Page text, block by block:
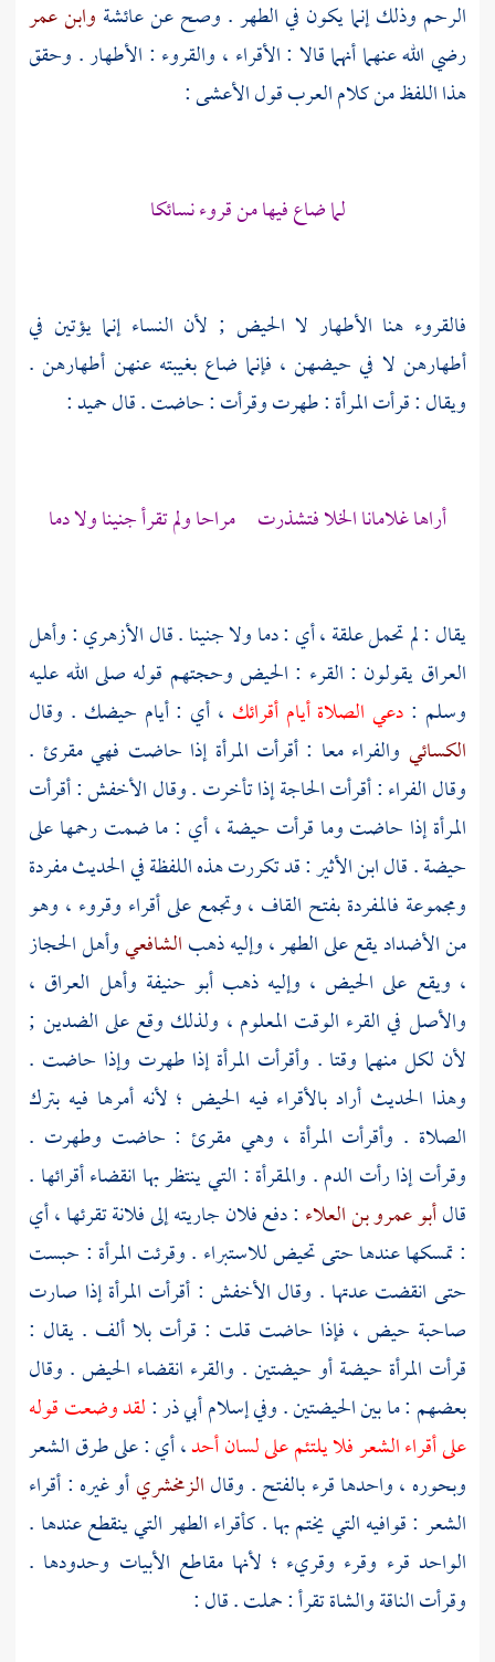
الرحم وذلك إنما يكون في الطهر . وصح عنعائشة وابن عمر
رضي الله عنهما أنهما قالا : الأقراء ، والقروء : الأطهار . وحقق
هذا اللفظ من كلام العرب قولالأعشى:
لما ضاع فيها من قروء نسائكا
فالقروء هنا الأطهار لا الحيض ; لأن النساء إنما يؤتين في
أطهارهن لا في حيضهن ، فإنما ضاع بغيبته عنهن أطهارهن .
ويقال : قرأت المرأة : طهرت وقرأت : حاضت . قال حميد :
أراها غلامانا الخلا فتشذرت مراحا ولم تقرأ جنينا ولا دما
يقال : لم تحمل علقة ، أي : دما ولا جنينا . قالالأزهري: وأهل
العراق يقولون : القرء : الحيض وحجتهم قوله صلى الله عليه
وسلم : دعي الصلاة أيام أقرائك ، أي : أيام حيضك . وقال
الكسائي والفراء معا : أقرأت المرأة إذا حاضت فهي مقرئ .
وقالالفراء: أقرأت الحاجة إذا تأخرت . وقالالأخفش: أقرأت
المرأة إذا حاضت وما قرأت حيضة ، أي : ما ضمت رحمها على
حيضة . قالابن الأثير: قد تكررت هذه اللفظة في الحديث مفردة
ومجموعة فالمفردة بفتح القاف ، وتجمع على أقراء وقروء ، وهو
من الأضداد يقع على الطهر ، وإليه ذهبالشافعيوأهلالحجاز
، ويقع على الحيض ، وإليه ذهبأبو حنيفة وأهل العراق ،
والأصل في القرء الوقت المعلوم ، ولذلك وقع على الضدين ;
لأن لكل منهما وقتا . وأقرأت المرأة إذا طهرت وإذا حاضت .
وهذا الحديث أراد بالأقراء فيه الحيض ؛ لأنه أمرها فيه بترك
الصلاة . وأقرأت المرأة ، وهي مقرئ : حاضت وطهرت .
وقرأت إذا رأت الدم . والمقرأة : التي ينتظر بها انقضاء أقرائها .
قالأبو عمرو بن العلاء : دفع فلان جاريته إلى فلانة تقرئها ، أي
: تمسكها عندها حتى تحيض للاستبراء . وقرئت المرأة : حبست
حتى انقضت عدتها . وقال الأخفش : أقرأت المرأة إذا صارت
صاحبة حيض ، فإذا حاضت قلت : قرأت بلا ألف . يقال :
قرأت المرأة حيضة أو حيضتين . والقرء انقضاء الحيض . وقال
بعضهم : ما بين الحيضتين . وفي إسلامأبي ذر:لقد وضعت قوله
على أقراء الشعر فلا يلتئم على لسان أحد، أي : على طرق الشعر
وبحوره ، واحدها قرء بالفتح . وقالالزمخشريأو غيره : أقراء
الشعر : قوافيه التي يختم بها . كأقراء الطهر التي ينقطع عندها .
الواحد قرء وقرء وقريء ؛ لأنها مقاطع الأبيات وحدودها .
وقرأت الناقة والشاة تقرأ : حملت . قال :